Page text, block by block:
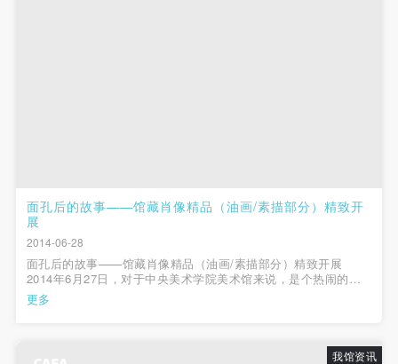
面孔后的故事——馆藏肖像精品（油画/素描部分）精致开
展
2014-06-28
面孔后的故事——馆藏肖像精品（油画/素描部分）精致开展
2014年6月27日，对于中央美术学院美术馆来说，是个热闹的日
子。这一天，不仅有第六届“千里之行——中央美术学院优秀毕业
生作品展”的开幕，有第七季“CAFAM美术馆之夜——毕业季·舞动
更多
我馆资讯